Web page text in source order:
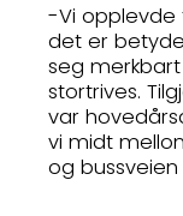
-Vi opplevde
det er
seg
stortrives.
var
vi midt
og